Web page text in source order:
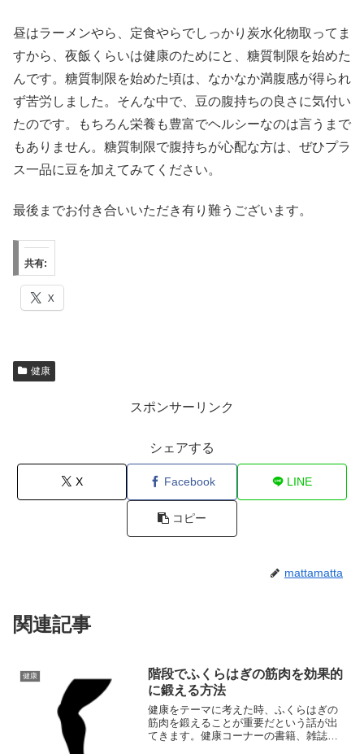
昼はラーメンやら、定食やらでしっかり炭水化物取ってま
すから、夜飯くらいは健康のためにと、糖質制限を始めた
んです。糖質制限を始めた頃は、なかなか満腹感が得られ
ず苦労しました。そんな中で、豆の腹持ちの良さに気付い
たのです。もちろん栄養も豊富でヘルシーなのは言うまで
もありません。糖質制限で腹持ちが心配な方は、ぜひプラ
ス一品に豆を加えてみてください。
最後までお付き合いいただき有り難うございます。
共有:
X
健康
スポンサーリンク
シェアする
X Facebook LINE
コピー
mattamatta
関連記事
健康
階段でふくらはぎの筋肉を効果的
に鍛える方法
健康をテーマに考えた時、ふくらはぎの
筋肉を鍛えることが重要だという話が出
てきます。健康コーナーの書籍、雑誌の